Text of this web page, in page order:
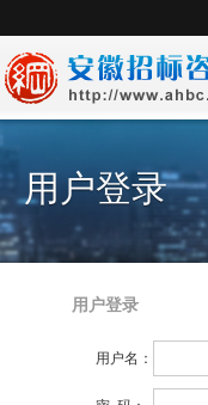
用户登录
用户登录
用户名：